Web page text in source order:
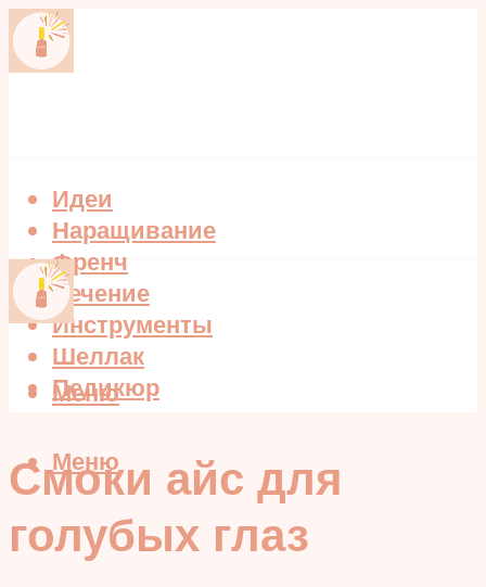
Идеи
Наращивание
Френч
Лечение
Инструменты
Шеллак
Педикюр
Меню
Меню
Смоки айс для
голубых глаз